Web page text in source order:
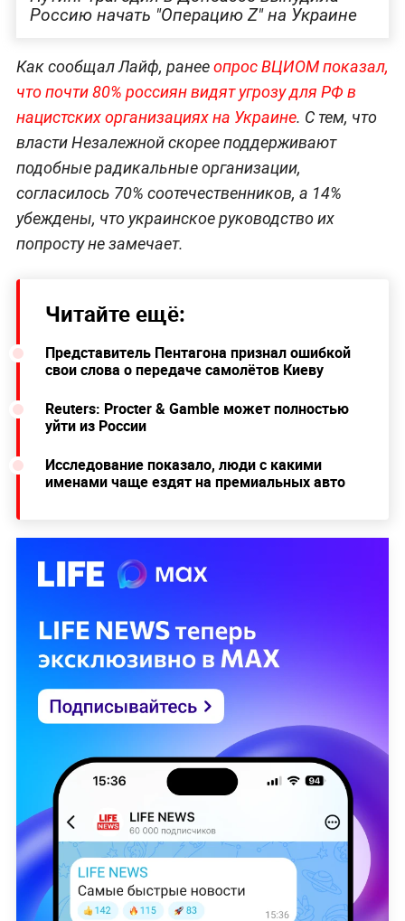
Россию начать "Операцию Z" на Украине
Как сообщал Лайф, ранееопрос ВЦИОМ показал,
что почти 80% россиян видят угрозу для РФ в
нацистских организациях на Украине. С тем, что
власти Незалежной скорее поддерживают
подобные радикальные организации,
согласилось 70% соотечественников, а 14%
убеждены, что украинское руководство их
попросту не замечает.
Читайте ещё:
Представитель Пентагона признал ошибкой
свои слова о передаче самолётов Киеву
Reuters: Procter & Gamble может полностью
уйти из России
Исследование показало, люди с какими
именами чаще ездят на премиальных авто